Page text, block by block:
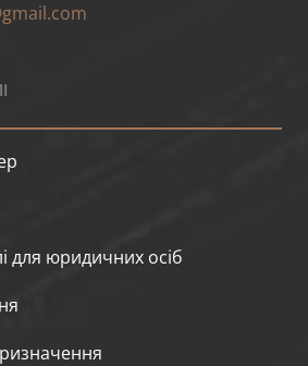
для юридичних осіб